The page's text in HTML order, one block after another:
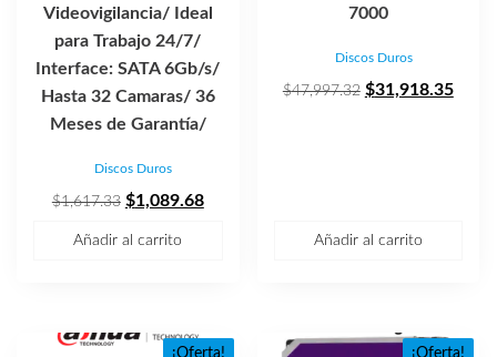
Videovigilancia/ Ideal
para Trabajo 24/7/
Interface: SATA 6Gb/s/
Hasta 32 Camaras/ 36
Meses de Garantía/
Discos Duros
$1,617.33 El
$1,089.68El
Añadir al carrito
7000
Discos Duros
$47,997.32 El
$31,918.35El
Añadir al carrito
¡Oferta! ¡Oferta!